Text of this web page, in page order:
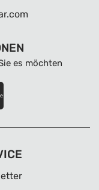
es möchten